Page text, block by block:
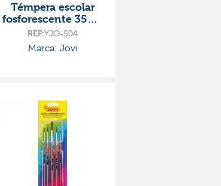
Témpera escolar
fosforescente 35ml.
4 colores
REF:YJO-504
Marca: Jovi